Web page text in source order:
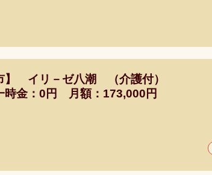
】 イリ－ゼ八潮 （介護付）
金：0円 月額：173,000円